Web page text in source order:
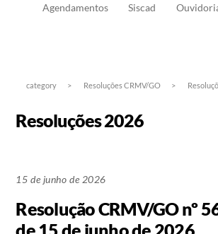
Agendamentos Siscad
category > Resoluções CRMV/GO >
Resoluções 2026
15 de junho de 2026
Resolução CRMV/GO nº